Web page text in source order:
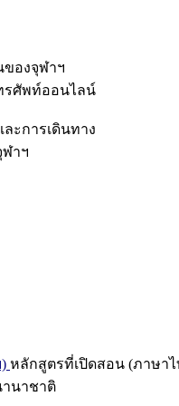
องจุฬาฯ
รศัพท์ออนไลน์
ะการเดินทาง
าฯ
หลักสูตรที่เปิดสอน (ภาษาไ
นาชาติ